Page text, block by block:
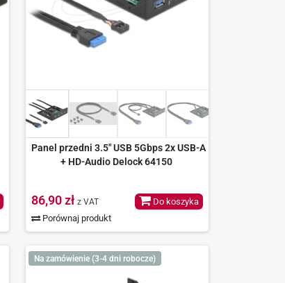
Panel przedni 3.5" USB 5Gbps 2x USB-A
+ HD-Audio Delock 64150
86,90 zł z VAT
Porównaj produkt
Do koszyka
Na zamówienie (3-4 dni robocze)